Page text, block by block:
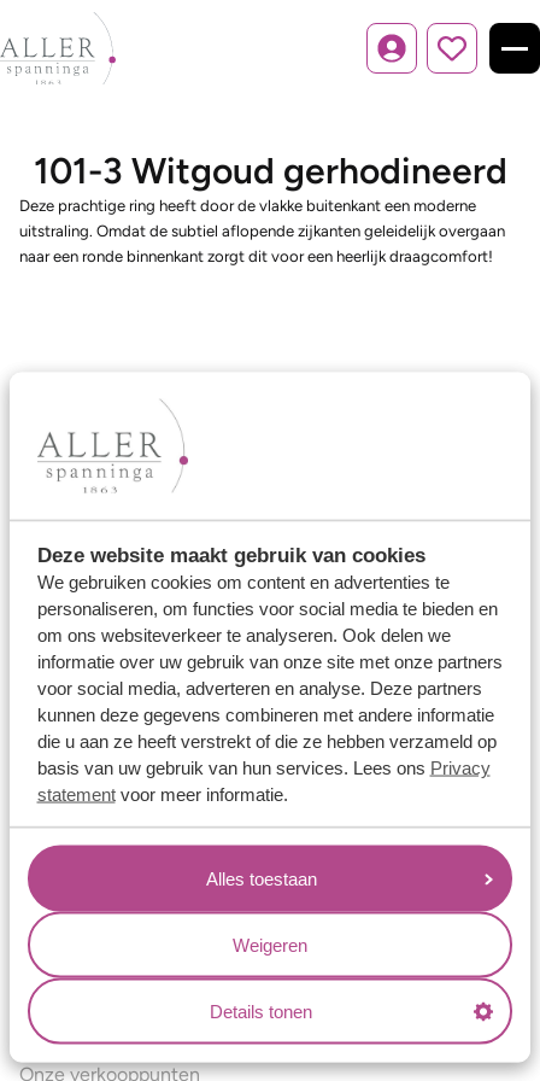
Deze website maakt gebruik van cookies
We gebruiken cookies om content en advertenties te
personaliseren, om functies voor social media te bieden en
om ons websiteverkeer te analyseren. Ook delen we
informatie over uw gebruik van onze site met onze partners
voor social media, adverteren en analyse. Deze partners
kunnen deze gegevens combineren met andere informatie
die u aan ze heeft verstrekt of die ze hebben verzameld op
basis van uw gebruik van hun services. Lees ons Privacy
statementvoor meer informatie.
Alles toestaan
Weigeren
Details tonen
Inloggen
101-3 Witgoud gerhodineerd
Deze prachtige ring heeft door de vlakke buitenkant een moderne
uitstraling. Omdat de subtiel aflopende zijkanten geleidelijk overgaan
naar een ronde binnenkant zorgt dit voor een heerlijk draagcomfort!
Ons aanbod
Trouwringen
Verlovingsringen
Vriendschapsringen
Over ons
Aller Spanninga
Historie
Certificaten
Blogs
Jouw voordelen
Conflictvrije Materialen
Oneindig veel mogelijkheden
Kwaliteit
Juweliers & Contact
Onze verkooppunten